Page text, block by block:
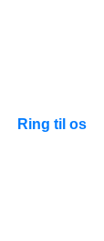
Ring til os